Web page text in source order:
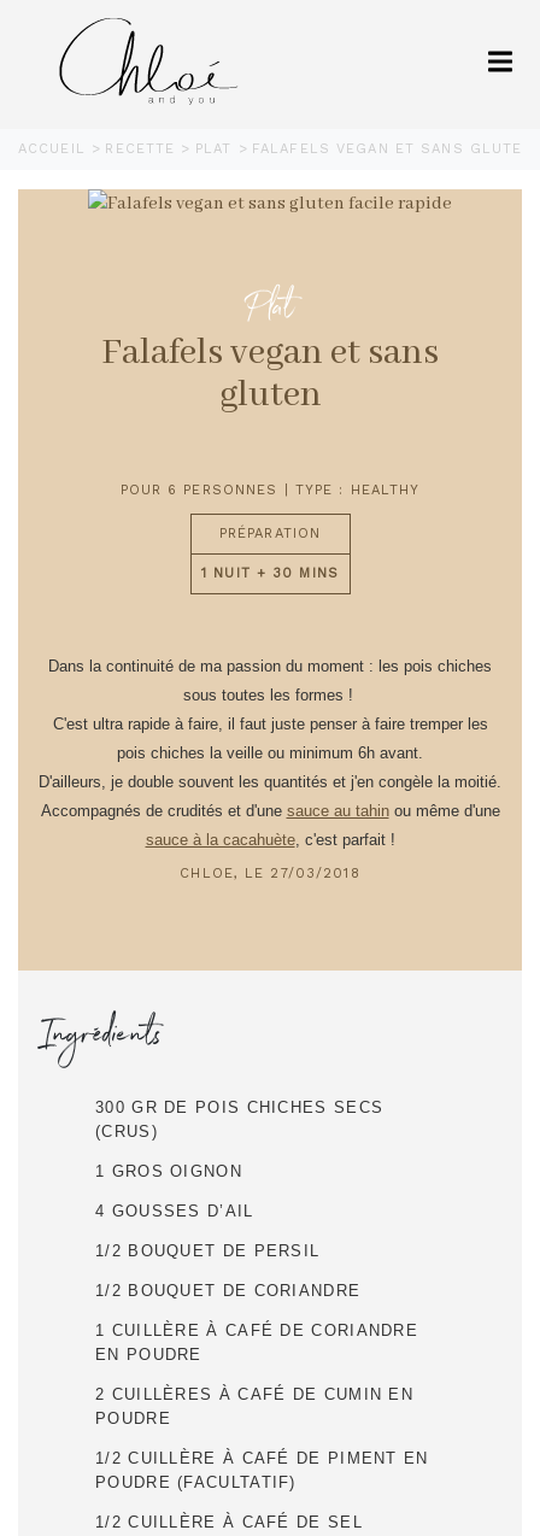
ACCUEIL RECETTE PLAT FALAFELS VEGAN ET SANS GLUTEN
Plat
Falafels vegan et sans
gluten
POUR 6 PERSONNES | TYPE : HEALTHY
PRÉPARATION
1 NUIT + 30 MINS
Dans la continuité de ma passion du moment : les pois chiches
sous toutes les formes !
C'est ultra rapide à faire, il faut juste penser à faire tremper les
pois chiches la veille ou minimum 6h avant.
D'ailleurs, je double souvent les quantités et j'en congèle la moitié.
Accompagnés de crudités et d'une sauce au tahinou même d'une
sauce à la cacahuète, c'est parfait !
CHLOE, LE 27/03/2018
Ingrédients
300 GR DE POIS CHICHES SECS
(CRUS)
1 GROS OIGNON
4 GOUSSES D’AIL
1/2 BOUQUET DE PERSIL
1/2 BOUQUET DE CORIANDRE
1 CUILLÈRE À CAFÉ DE CORIANDRE
EN POUDRE
2 CUILLÈRES À CAFÉ DE CUMIN EN
POUDRE
1/2 CUILLÈRE À CAFÉ DE PIMENT EN
POUDRE (FACULTATIF)
1/2 CUILLÈRE À CAFÉ DE SEL